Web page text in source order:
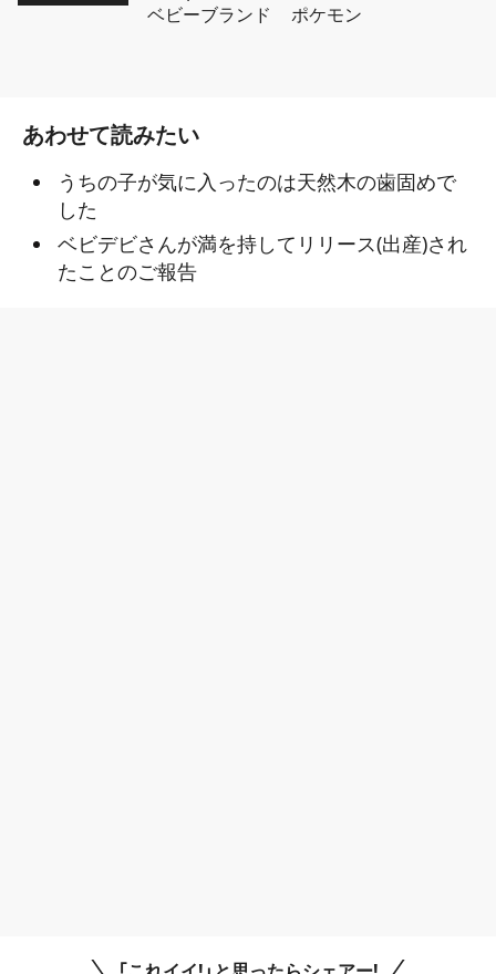
ベビーブランド
ポケモン
あわせて読みたい
うちの子が気に入ったのは天然木の歯固めで
した
ベビデビさんが満を持してリリース(出産)され
たことのご報告